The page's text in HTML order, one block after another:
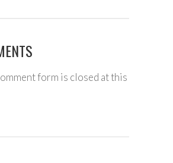
form is closed at this